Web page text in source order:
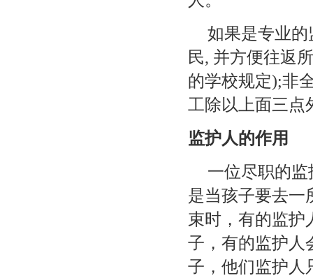
如果是专业
民, 并方便往返
的学校规定);非
工除以上面三点
监护人的作用
一位尽职的
是当孩子要去一
束时，有的监护
子，有的监护人
子，他们监护人